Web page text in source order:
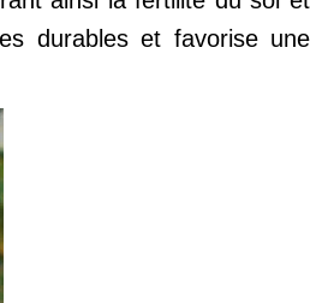
durables et favorise une